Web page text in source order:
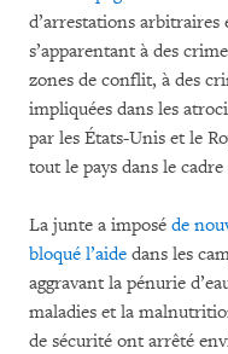
d’arrestations arbitraires
s’apparentant à des
zones de conflit, à des
impliquées dans les
par les États-Unis et le
tout le pays dans le
La junte a imposé de
bloqué l’aide dans les
aggravant la pénurie
maladies et la
de sécurité ont arrêté